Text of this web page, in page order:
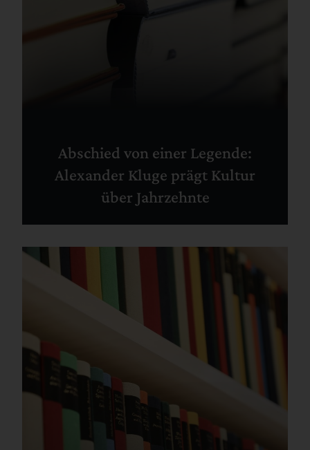
Abschied von einer Legende:
Alexander Kluge prägt Kultur
über Jahrzehnte